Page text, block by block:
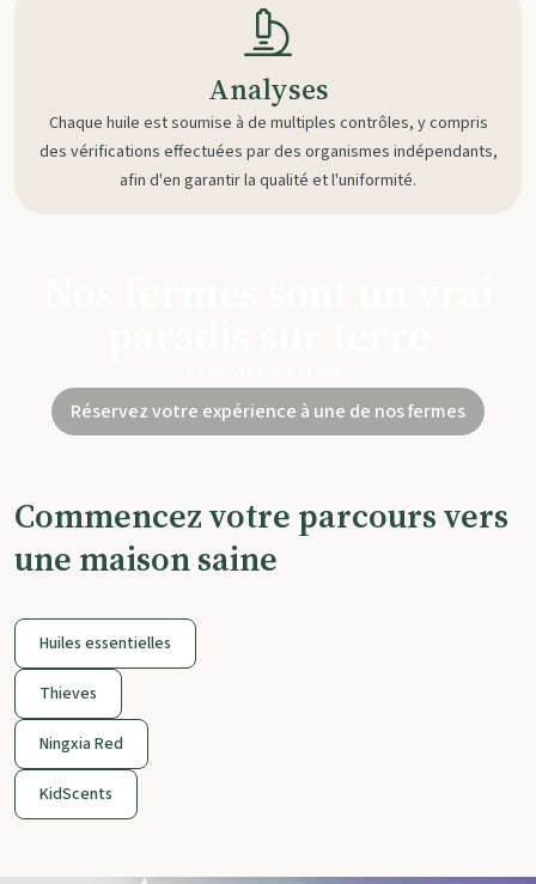
Analyses
Chaque huile est soumise à de multiples contrôles, y compris
des vérifications effectuées par des organismes indépendants,
afin d'en garantir la qualité et l'uniformité.
Réservez votre expérience à une de nos fermes
Commencez votre parcours vers
une maison saine
Huiles essentielles
Thieves
Ningxia Red
KidScents